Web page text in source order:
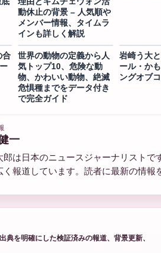
動休止の背景 – 人気順や
メンバー情報、タイムラ
インも詳しく解説
合
世界の動物の定義から人
気トップ10、危険な動
物、かわいい動物、絶滅
危惧種までをデータ付き
で完全ガイド
岩崎う大
ール・か
ングオブ
一
郎は日本のニュースジャーナリスト
く報道しています。読者に最新の情
典を明確にした検証済みの報道、背景更新、